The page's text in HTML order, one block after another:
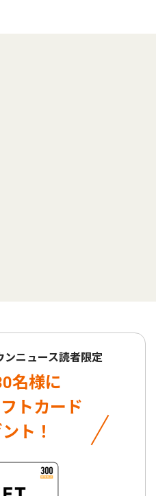
ンニュース読者限定
名様に
トカード
ト！